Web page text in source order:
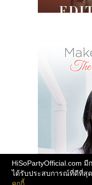
HiSoPartyOfficial.com
ได้รับประสบการณ์ที่ดีที่สุด